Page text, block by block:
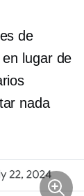
de
lugar de
nada